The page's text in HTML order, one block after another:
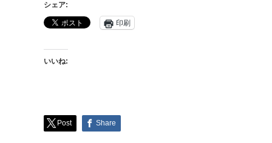
シェア:
印刷
いいね:
Post Share